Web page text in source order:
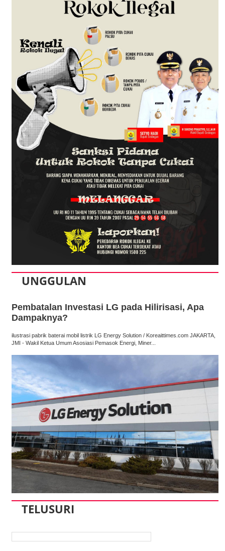
UNGGULAN
Pembatalan Investasi LG pada Hilirisasi, Apa
Dampaknya?
ilustrasi pabrik baterai mobil listrik LG Energy Solution / Koreaittimes.com JAKARTA,
JMI - Wakil Ketua Umum Asosiasi Pemasok Energi, Miner...
TELUSURI